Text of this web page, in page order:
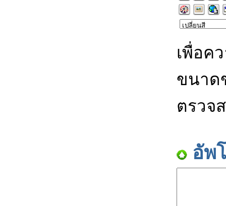
เพื่อค
ขนาด
ตรวจ
อัพ